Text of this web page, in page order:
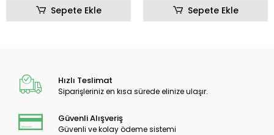
Sepete Ekle Sepete Ekle
Hızlı Teslimat
Siparişleriniz en kısa sürede elinize ulaşır.
Güvenli Alışveriş
Güvenli ve kolay ödeme sistemi